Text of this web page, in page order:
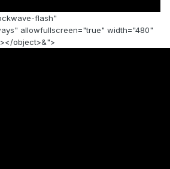
flash"
allowfullscreen="true" width="480"
object>&">